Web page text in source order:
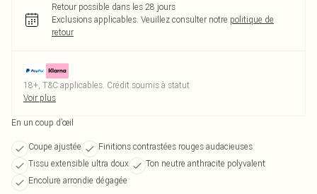
Retour possible dans les 28 jours
Exclusions applicables. Veuillez consulter notre politique de
retour
18+, T&C applicables. Crédit soumis à statut
Voir plus
En un coup d’œil
Coupe ajustée
Finitions contrastées rouges audacieuses
Tissu extensible ultra doux
Ton neutre anthracite polyvalent
Encolure arrondie dégagée